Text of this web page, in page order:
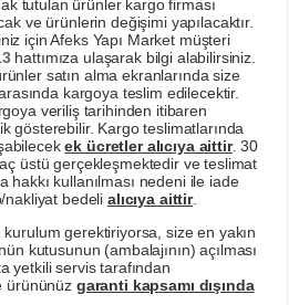
tutulan ürünler kargo firması
ve ürünlerin değişimi yapılacaktır.
için Afeks Yapı Market müşteri
hattımıza ulaşarak bilgi alabilirsiniz.
satın alma ekranlarında size
kargoya teslim edilecektir.
veriliş tarihinden itibaren
gösterebilir. Kargo teslimatlarında
ek ücretler alıcıya aittir. 30
üstü gerçekleşmektedir ve teslimat
hakkı kullanılması nedeni ile iade
nakliyat bedeli alıcıya aittir.
kurulum gerektiriyorsa, size en yakın
kutusunun (ambalajının) açılması
yetkili servis tarafından
ürününüz garanti kapsamı dışında